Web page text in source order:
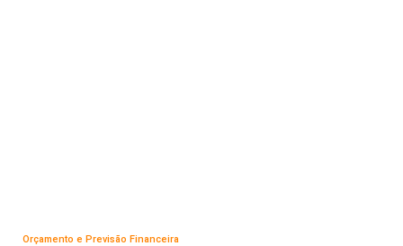
Orçamento e Previsão Financeira